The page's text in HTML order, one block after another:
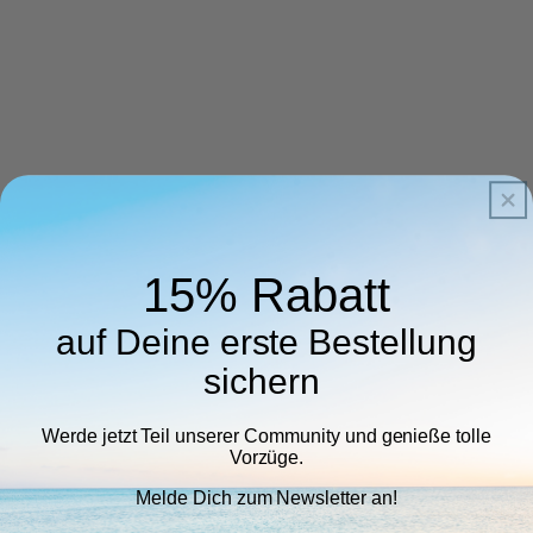
15% Rabatt
auf Deine erste Bestellung
sichern
Werde jetzt Teil unserer Community und genieße tolle
Vorzüge.
Melde Dich zum Newsletter an!